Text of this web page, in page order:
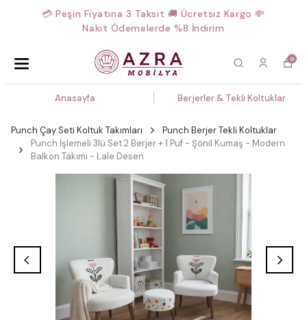
💳 Peşin Fiyatına 3 Taksit 🚚 Ücretsiz Kargo 💸
Nakit Ödemelerde %8 İndirim
0
Anasayfa Berjerler & Tekli Koltuklar
Punch Çay Seti Koltuk Takımları
Punch Berjer Tekli Koltuklar
Punch İşlemeli 3lü Set 2 Berjer + 1 Puf - Şönil Kumaş - Modern
Balkon Takımı - Lale Desen